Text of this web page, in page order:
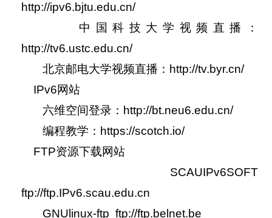
http://ipv6.bjtu.edu.cn/
中国科技大学视频直播：
http://tv6.ustc.edu.cn/
北京邮电大学视频直播：http://tv.byr.cn/
IPv6网站
六维空间登录：http://bt.neu6.edu.cn/
编程教学：https://scotch.io/
FTP资源下载网站
SCAUIPv6SOFT
ftp://ftp.IPv6.scau.edu.cn
GNUlinux-ftp ftp://ftp.belnet.be